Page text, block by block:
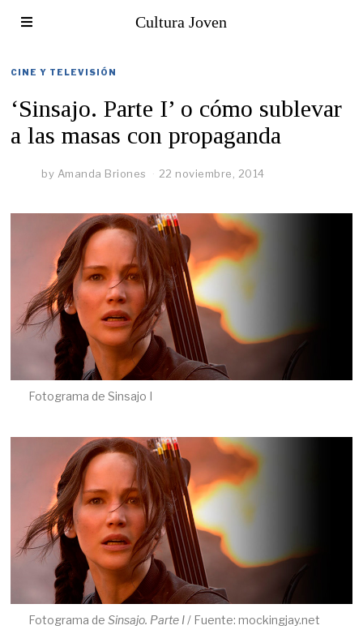
Cultura Joven
CINE Y TELEVISIÓN
‘Sinsajo. Parte I’ o cómo sublevar
a las masas con propaganda
by Amanda Briones 22 noviembre, 2014
Fotograma de Sinsajo I
Fotograma de Sinsajo. Parte I/ Fuente: mockingjay.net